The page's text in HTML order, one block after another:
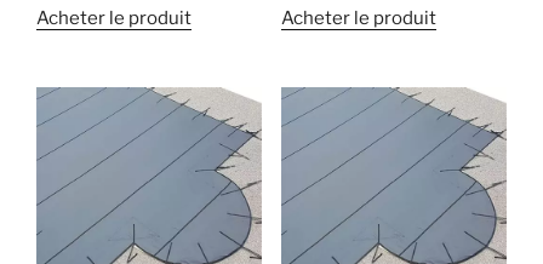
Acheter le produit
Acheter le produit